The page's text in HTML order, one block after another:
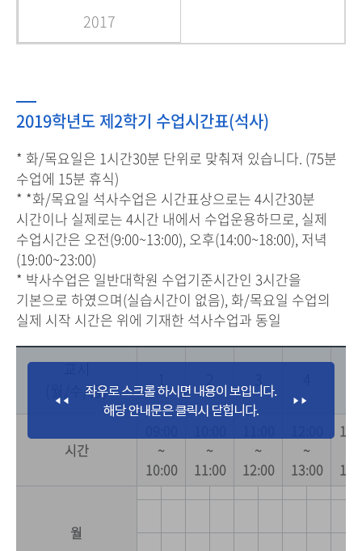
2017
2019학년도 제2학기 수업시간표(석사)
* 화/목요일은 1시간30분 단위로 맞춰져 있습니다. (75분
수업에 15분 휴식)
* *화/목요일 석사수업은 시간표상으로는 4시간30분
시간이나 실제로는 4시간 내에서 수업운용하므로, 실제
수업시간은 오전(9:00~13:00), 오후(14:00~18:00), 저녁
(19:00~23:00)
* 박사수업은 일반대학원 수업기준시간인 3시간을
기본으로 하였으며(실습시간이 없음), 화/목요일 수업의
실제 시작 시간은 위에 기재한 석사수업과 동일
교시
(월/수/금)
3
시간
~
10:00
~
11:00
~
12:00
~
13:00
월